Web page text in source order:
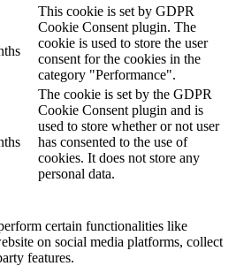
This cookie is set by GDPR
Cookie Consent plugin. The
cookie is used to store the user
consent for the cookies in the
category "Performance".
The cookie is set by the GDPR
Cookie Consent plugin and is
used to store whether or not user
has consented to the use of
cookies. It does not store any
personal data.
certain functionalities like
on social media platforms, collect
features.